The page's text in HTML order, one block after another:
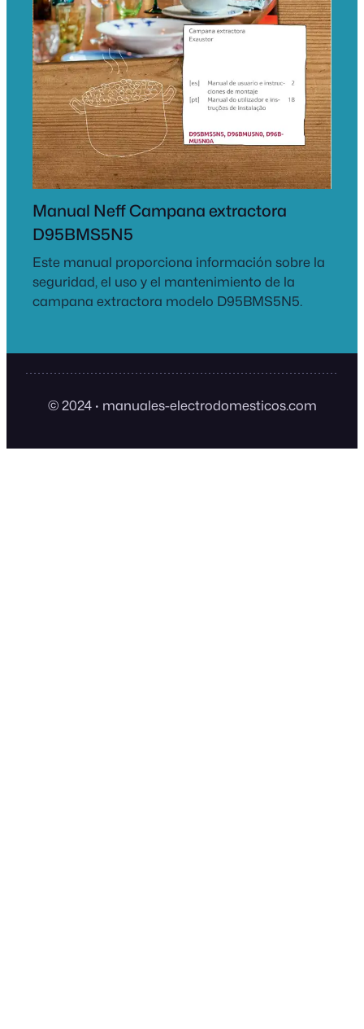
Manual Neff Campana extractora
D95BMS5N5
Este manual proporciona información sobre la
seguridad, el uso y el mantenimiento de la
campana extractora modelo D95BMS5N5.
© 2024 · manuales-electrodomesticos.com